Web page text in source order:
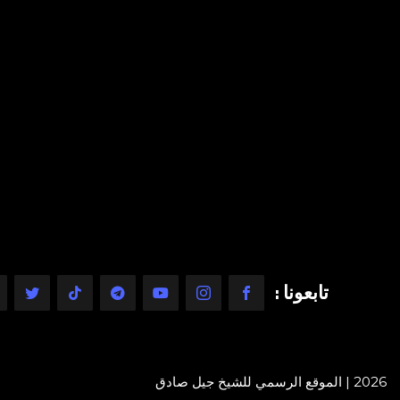
تابعونا :
2026 | الموقع الرسمي للشيخ جيل صادق